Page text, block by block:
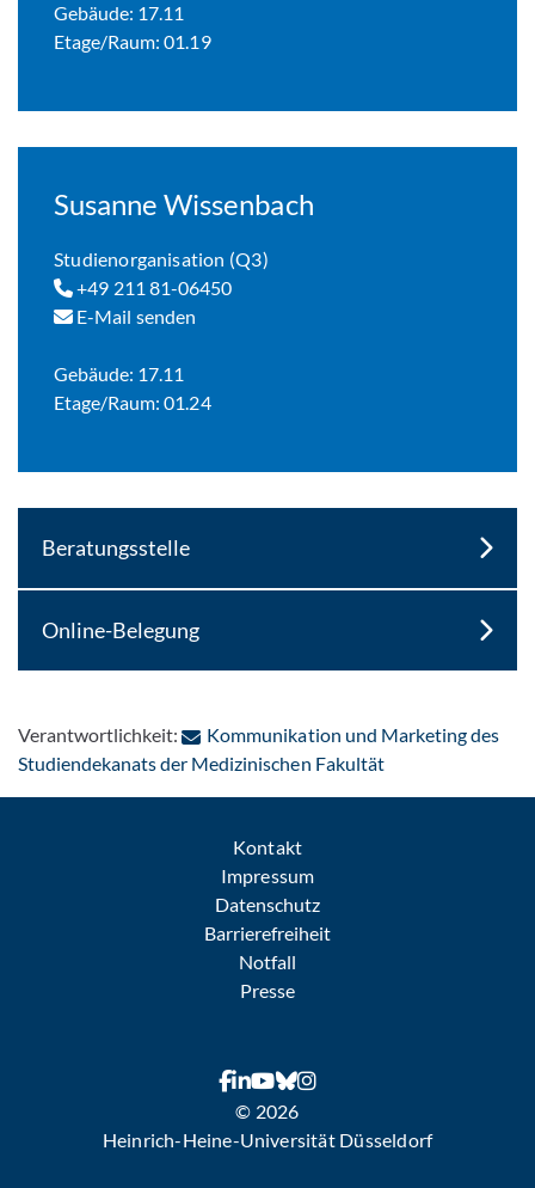
Gebäude: 17.11
Etage/Raum: 01.19
Susanne Wissenbach
Studienorganisation (Q3)
+49 211 81-06450
E-Mail senden
Gebäude: 17.11
Etage/Raum: 01.24
Beratungsstelle
Online-Belegung
Verantwortlichkeit:
Kommunikation und Marketing des
Studiendekanats der Medizinischen Fakultät: Per E-Mail
Kontakt
Impressum
Datenschutz
Barrierefreiheit
Notfall
Presse
© 2026
Heinrich-Heine-Universität Düsseldorf